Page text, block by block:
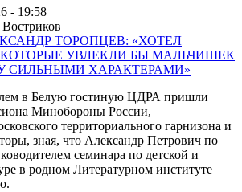
- 19:58
в Белую гостиную ЦДРА пришли
Минобороны России,
территориального гарнизона и
зная, что Александр Петрович по
семинара по детской и
в родном Литературном институте